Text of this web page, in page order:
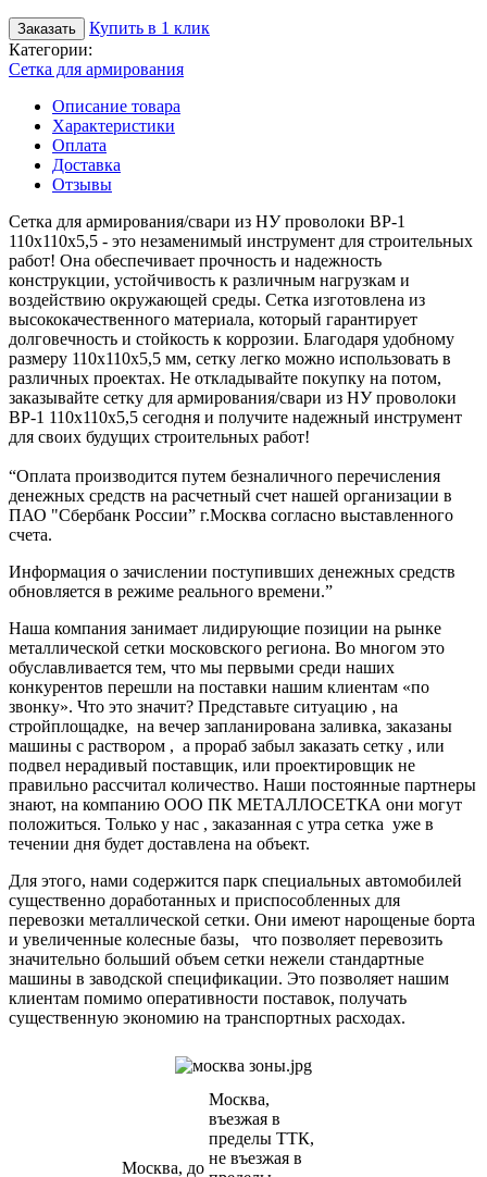
Заказать
Купить в 1 клик
Категории:
Сетка для армирования
Описание товара
Характеристики
Оплата
Доставка
Отзывы
Сетка для армирования/свари из НУ проволоки ВР-1
110х110х5,5 - это незаменимый инструмент для строительных
работ! Она обеспечивает прочность и надежность
конструкции, устойчивость к различным нагрузкам и
воздействию окружающей среды. Сетка изготовлена из
высококачественного материала, который гарантирует
долговечность и стойкость к коррозии. Благодаря удобному
размеру 110х110х5,5 мм, сетку легко можно использовать в
различных проектах. Не откладывайте покупку на потом,
заказывайте сетку для армирования/свари из НУ проволоки
ВР-1 110х110х5,5 сегодня и получите надежный инструмент
для своих будущих строительных работ!
“Оплата производится путем безналичного перечисления
денежных средств на расчетный счет нашей организации в
ПАО "Сбербанк России” г.Москва согласно выставленного
счета.
Информация о зачислении поступивших денежных средств
обновляется в режиме реального времени.”
Наша компания занимает лидирующие позиции на рынке
металлической сетки московского региона. Во многом это
обуславливается тем, что мы первыми среди наших
конкурентов перешли на поставки нашим клиентам «по
звонку». Что это значит? Представьте ситуацию , на
стройплощадке, на вечер запланирована заливка, заказаны
машины с раствором , а прораб забыл заказать сетку , или
подвел нерадивый поставщик, или проектировщик не
правильно рассчитал количество. Наши постоянные партнеры
знают, на компанию ООО ПК МЕТАЛЛОСЕТКА они могут
положиться. Только у нас , заказанная с утра сетка уже в
течении дня будет доставлена на объект.
Для этого, нами содержится парк специальных автомобилей
существенно доработанных и приспособленных для
перевозки металлической сетки. Они имеют нарощеные борта
и увеличенные колесные базы, что позволяет перевозить
значительно больший объем сетки нежели стандартные
машины в заводской спецификации. Это позволяет нашим
клиентам помимо оперативности поставок, получать
существенную экономию на транспортных расходах.
Москва, до
Москва,
въезжая в
пределы ТТК,
не въезжая в